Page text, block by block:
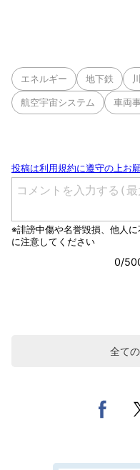
エネルギー 地下鉄
航空宇宙システム 車両
全て